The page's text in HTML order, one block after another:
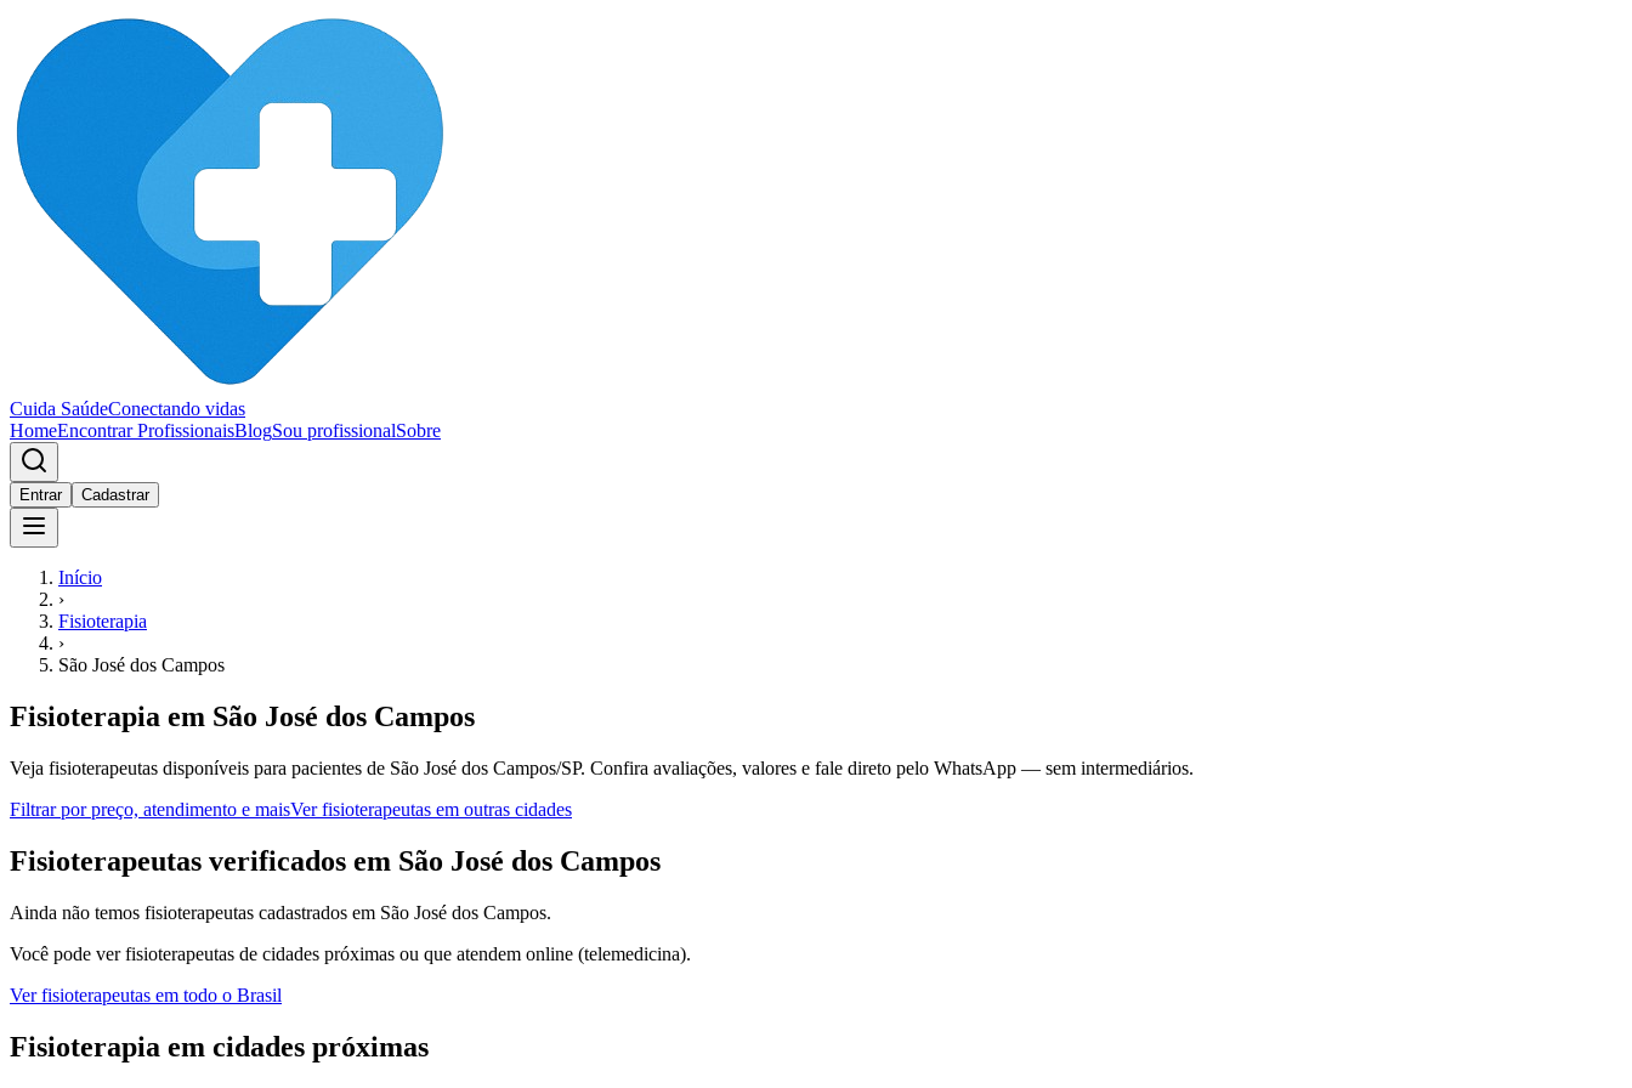
Cuida SaúdeConectando vidas
HomeEncontrar ProfissionaisBlogSou profissionalSobre
Entrar Cadastrar
Início
›
Fisioterapia
›
São José dos Campos
Fisioterapia em São José dos Campos
Veja fisioterapeutas disponíveis para pacientes de São José dos Campos/SP. Confira avaliações, valores e fale direto pelo WhatsApp — sem intermediários.
Filtrar por preço, atendimento e maisVerfisioterapeutas em outras cidades
Fisioterapeutas verificados em São José dos Campos
Ainda não temos fisioterapeutas cadastrados em São José dos Campos.
Você pode verfisioterapeutas de cidades próximas ou que atendem online (telemedicina).
Verfisioterapeutas em todo o Brasil
Fisioterapia em cidades próximas